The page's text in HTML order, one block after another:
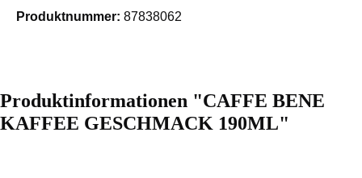
Produktnummer: 87838062
Produktinformationen "CAFFE BENE
KAFFEE GESCHMACK 190ML"